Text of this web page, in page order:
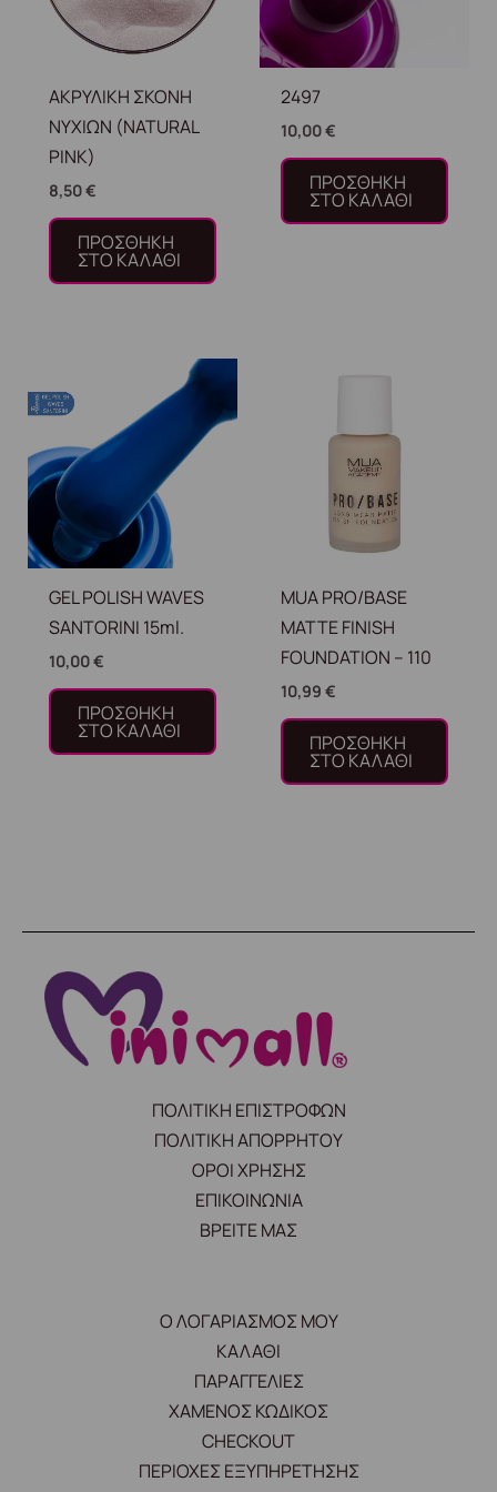
ΑΚΡΥΛΙΚΗ ΣΚΟΝΗ
ΝΥΧΙΩΝ (NATURAL
PINK)
8,50€
ΠΡΟΣΘΉΚΗ
ΣΤΟ ΚΑΛΆΘΙ
2497
10,00€
ΠΡΟΣΘΉΚΗ
ΣΤΟ ΚΑΛΆΘΙ
GEL POLISH WAVES
SANTORINI 15ml.
10,00€
ΠΡΟΣΘΉΚΗ
ΣΤΟ ΚΑΛΆΘΙ
MUA PRO/BASE
MATTE FINISH
FOUNDATION – 110
10,99€
ΠΡΟΣΘΉΚΗ
ΣΤΟ ΚΑΛΆΘΙ
ΠΟΛΙΤΙΚΗ ΕΠΙΣΤΡΟΦΩΝ
ΠΟΛΙΤΙΚΗ ΑΠΟΡΡΗΤΟΥ
ΟΡΟΙ ΧΡΗΣΗΣ
ΕΠΙΚΟΙΝΩΝΙΑ
ΒΡΕΙΤΕ ΜΑΣ
Ο ΛΟΓΑΡΙΑΣΜΟΣ ΜΟΥ
ΚΑΛΑΘΙ
ΠΑΡΑΓΓΕΛΙΕΣ
ΧΑΜΕΝΟΣ ΚΩΔΙΚΟΣ
CHECKOUT
ΠΕΡΙΟΧΕΣ ΕΞΥΠΗΡΕΤΗΣΗΣ